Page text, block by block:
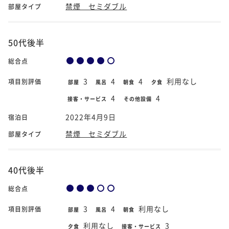
部屋タイプ 禁煙 セミダブル
50代後半
総合点
項目別評価 部屋 3 風呂 4 朝食 4 夕食 利用なし
接客・サービス 4 その他設備 4
宿泊日 2022年4月9日
部屋タイプ 禁煙 セミダブル
40代後半
総合点
項目別評価 部屋 3 風呂 4 朝食 利用なし
夕食 利用なし 接客・サービス 3